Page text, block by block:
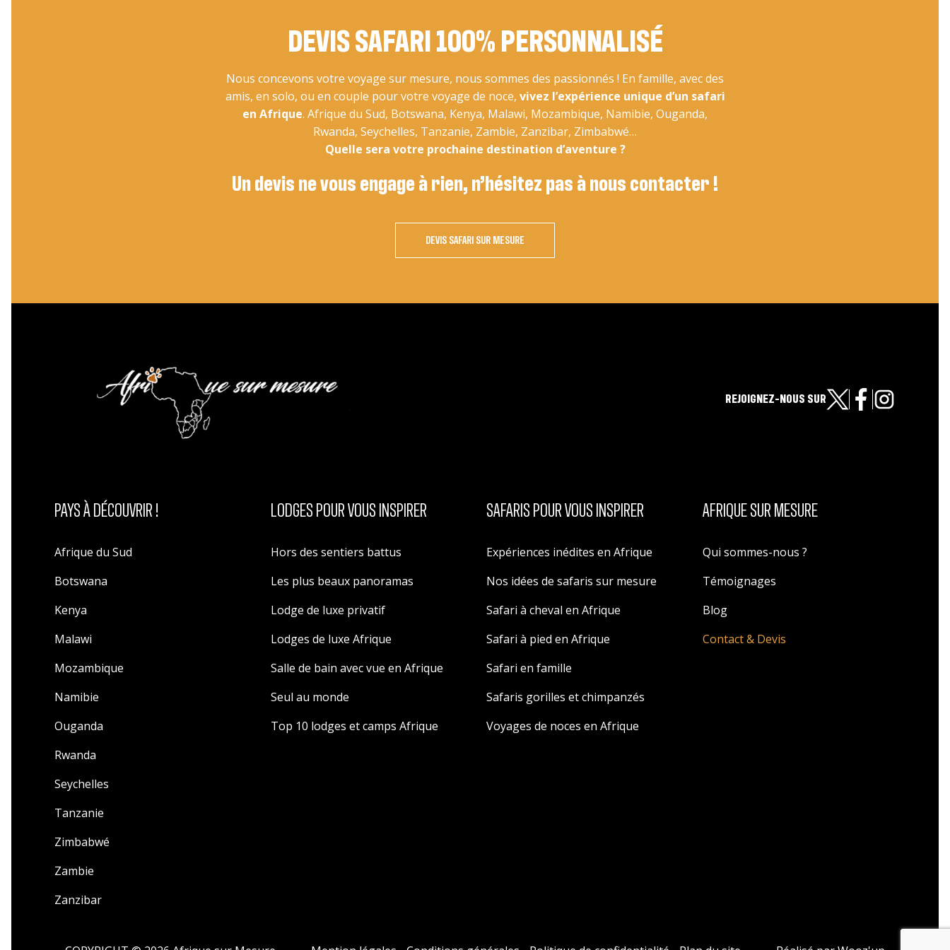
DEVIS SAFARI 100% PERSONNALISÉ
Nous concevons votre voyage sur mesure, nous sommes des passionnés ! En famille, avec des
amis, en solo, ou en couple pour votre voyage de noce, vivez l’expérience unique d’un safari
en Afrique. Afrique du Sud, Botswana, Kenya, Malawi, Mozambique, Namibie, Ouganda,
Rwanda, Seychelles, Tanzanie, Zambie, Zanzibar, Zimbabwé…
Quelle sera votre prochaine destination d’aventure ?
Un devis ne vous engage à rien, n’hésitez pas à nous contacter !
DEVIS SAFARI SUR MESURE
REJOIGNEZ-NOUS SUR
PAYS À DÉCOUVRIR !
Afrique du Sud
Botswana
Kenya
Malawi
Mozambique
Namibie
Ouganda
Rwanda
Seychelles
Tanzanie
Zimbabwé
Zambie
Zanzibar
LODGES POUR VOUS INSPIRER
Hors des sentiers battus
Les plus beaux panoramas
Lodge de luxe privatif
Lodges de luxe Afrique
Salle de bain avec vue en Afrique
Seul au monde
Top 10 lodges et camps Afrique
SAFARIS POUR VOUS INSPIRER
Expériences inédites en Afrique
Nos idées de safaris sur mesure
Safari à cheval en Afrique
Safari à pied en Afrique
Safari en famille
Safaris gorilles et chimpanzés
Voyages de noces en Afrique
AFRIQUE SUR MESURE
Qui sommes-nous ?
Témoignages
Blog
Contact & Devis